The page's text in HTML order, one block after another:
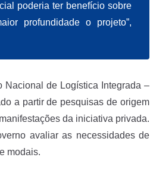
poderia ter benefício sobre
profundidade o projeto”,
de Logística Integrada –
a partir de pesquisas de origem
da iniciativa privada.
avaliar as necessidades de
modais.